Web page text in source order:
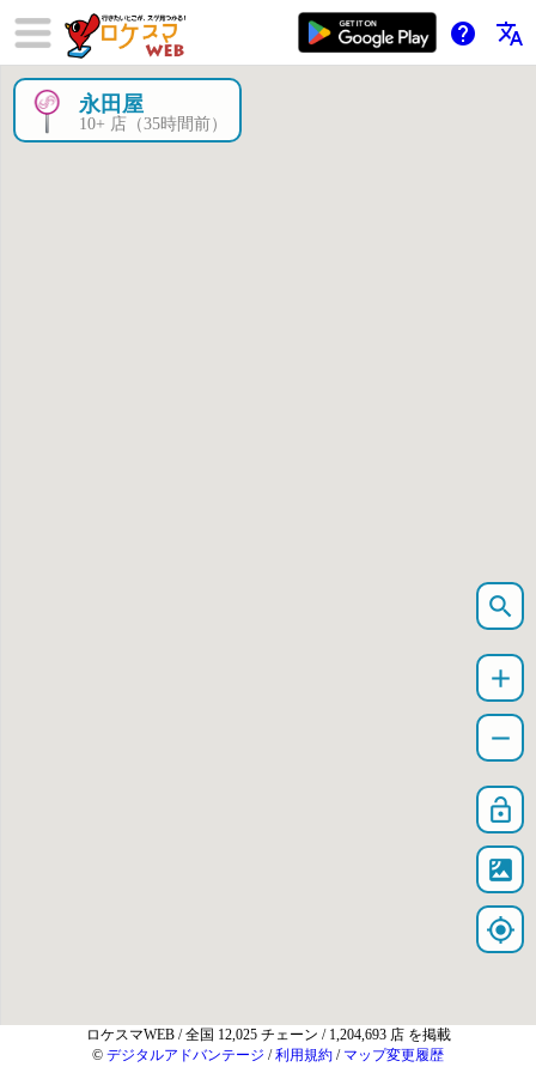
help translate
永田屋
10+ 店（35時間前）
search
add
remove
lock_open
satellite
my_location
ロケスマWEB / 全国 12,025 チェーン / 1,204,693 店 を掲載
© デジタルアドバンテージ /利用規約 / マップ変更履歴